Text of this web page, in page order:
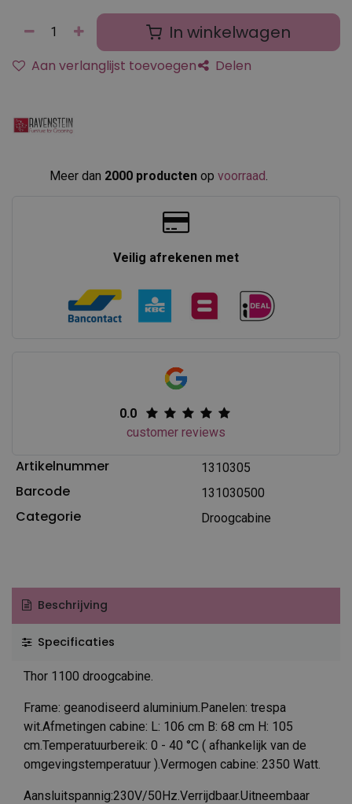
In winkelwagen
Aan verlanglijst toevoegen Delen
Meer dan 2000 producten op voorraad
Veilig afrekenen met
0.0
customer reviews
Artikelnummer 1310305
Barcode 131030500
Categorie Droogcabine
Beschrijving
Specificaties
Thor 1100 droogcabine.
Frame: geanodiseerd aluminium.Panelen: trespa
wit.Afmetingen cabine: L: 106 cm B: 68 cm H: 105
cm.Temperatuurbereik: 0 - 40 °C ( afhankelijk van de
omgevingstemperatuur ).Vermogen cabine: 2350 Watt.
Aansluitspannig:230V/50Hz.Verrijdbaar.Uitneembaar